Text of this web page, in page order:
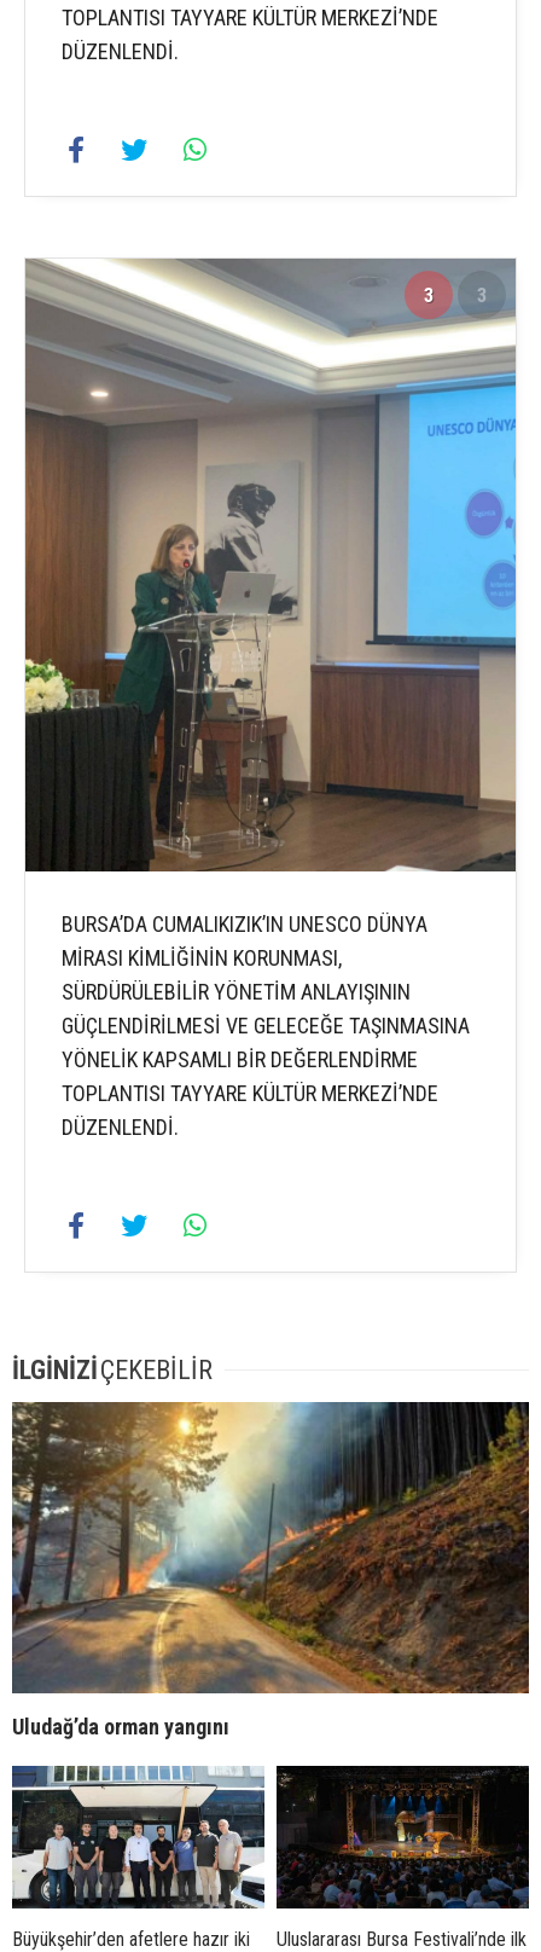
TOPLANTISI TAYYARE KÜLTÜR MERKEZİ’NDE
DÜZENLENDİ.
3 3
BURSA’DA CUMALIKIZIK’IN UNESCO DÜNYA
MİRASI KİMLİĞİNİN KORUNMASI,
SÜRDÜRÜLEBİLİR YÖNETİM ANLAYIŞININ
GÜÇLENDİRİLMESİ VE GELECEĞE TAŞINMASINA
YÖNELİK KAPSAMLI BİR DEĞERLENDİRME
TOPLANTISI TAYYARE KÜLTÜR MERKEZİ’NDE
DÜZENLENDİ.
İLGİNİZİÇEKEBİLİR
Uludağ’da orman yangını
Büyükşehir’den afetlere hazır iki
Uluslararası Bursa Festivali’nde ilk